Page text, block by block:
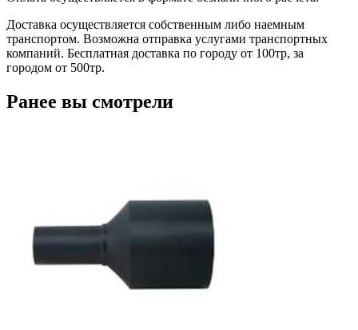
Доставка осуществляется собственным либо наемным
транспортом. Возможна отправка услугами транспортных
компаний. Бесплатная доставка по городу от 100тр, за
городом от 500тр.
Ранее вы смотрели